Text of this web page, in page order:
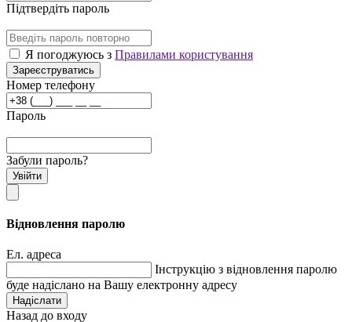
Підтвердіть пароль
Я погоджуюсь з Правилами користування
Зареєструватись
Номер телефону
Пароль
Забули пароль?
Увійти
Відновлення паролю
Ел. адреса
Інструкцію з відновлення паролю
буде надіслано на Вашу електронну адресу
Надіслати
Назад до входу